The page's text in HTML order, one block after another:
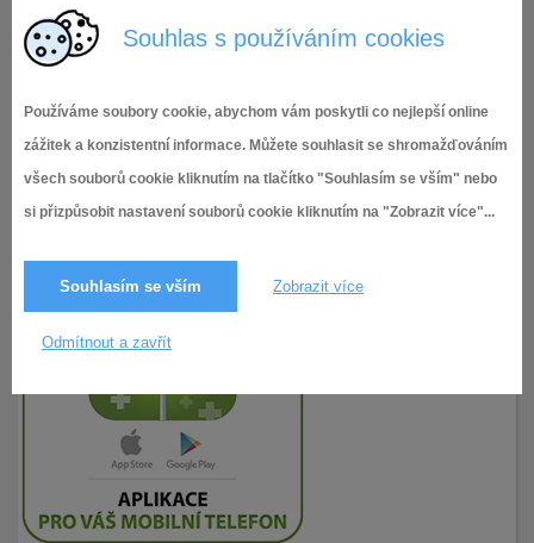
Souhlas s používáním cookies
Používáme soubory cookie, abychom vám poskytli co nejlepší online
zážitek a konzistentní informace. Můžete souhlasit se shromažďováním
všech souborů cookie kliknutím na tlačítko "Souhlasím se vším" nebo
si přizpůsobit nastavení souborů cookie kliknutím na "Zobrazit více"...
Souhlasím se vším Zobrazit více
Odmítnout a zavřít
24.2.2021